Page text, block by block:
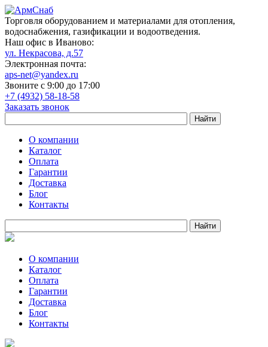
Торговля оборудованием и материалами для отопления,
водоснабжения, газификации и водоотведения.
Наш офис в Иваново:
ул. Некрасова, д.57
Электронная почта:
aps-net@yandex.ru
Звоните с 9:00 до 17:00
+7 (4932) 58-18-58
Заказать звонок
О компании
Каталог
Оплата
Гарантии
Доставка
Блог
Контакты
О компании
Каталог
Оплата
Гарантии
Доставка
Блог
Контакты